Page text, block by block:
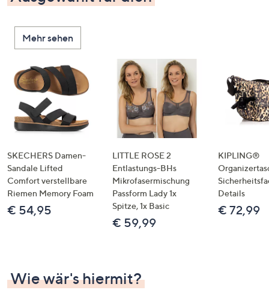
Mehr sehen
SKECHERS Damen-
Sandale Lifted
Comfort verstellbare
Riemen Memory Foam
€ 54,95
LITTLE ROSE 2
Entlastungs-BHs
Mikrofasermischung
Passform Lady 1x
Spitze, 1x Basic
€ 59,99
KIPLING®
Details
€ 72,99
Wie wär's hiermit?